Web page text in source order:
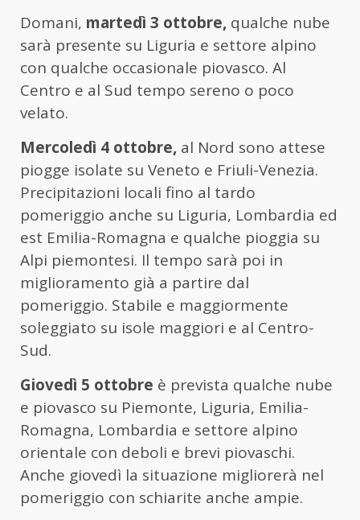
Domani, martedì 3 ottobre, qualche nube
sarà presente su Liguria e settore alpino
con qualche occasionale piovasco. Al
Centro e al Sud tempo sereno o poco
velato.
Mercoledì 4 ottobre, al Nord sono attese
piogge isolate su Veneto e Friuli-Venezia.
Precipitazioni locali fino al tardo
pomeriggio anche su Liguria, Lombardia ed
est Emilia-Romagna e qualche pioggia su
Alpi piemontesi. Il tempo sarà poi in
miglioramento già a partire dal
pomeriggio. Stabile e maggiormente
soleggiato su isole maggiori e al Centro-
Sud.
Giovedì 5 ottobre è prevista qualche nube
e piovasco su Piemonte, Liguria, Emilia-
Romagna, Lombardia e settore alpino
orientale con deboli e brevi piovaschi.
Anche giovedì la situazione migliorerà nel
pomeriggio con schiarite anche ampie.